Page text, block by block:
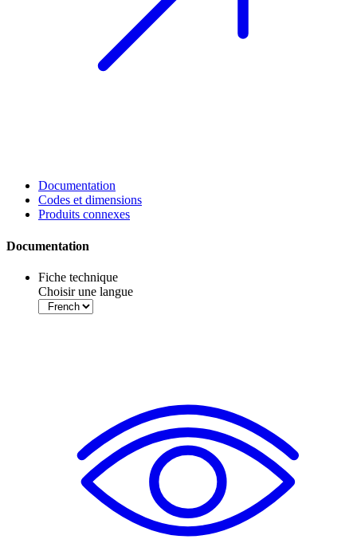
Documentation
Codes et dimensions
Produits connexes
Documentation
Fiche technique
Choisir une langue